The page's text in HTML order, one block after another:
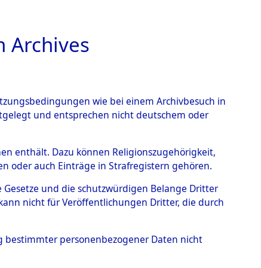
→0002 (84597753)
Archives
wie bei einem Archivbesuch in
und entsprechen nicht deutschem oder
enthält. Dazu können Religionszugehörigkeit,
oder auch Einträge in Strafregistern gehören.
und die schutzwürdigen Belange Dritter
nicht für Veröffentlichungen Dritter, die durch
bestimmter personenbezogener Daten nicht